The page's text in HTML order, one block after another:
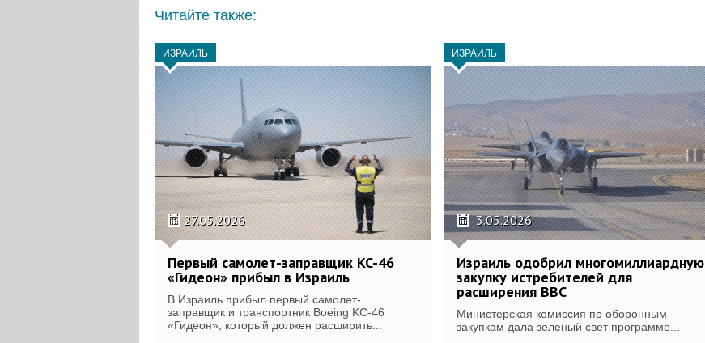
Читайте также:
ИЗРАИЛЬ
27.05.2026
Первый самолет-заправщик KC-46
«Гидеон» прибыл в Израиль
В Израиль прибыл первый самолет-
заправщик и транспортник Boeing KC-46
«Гидеон», который должен расширить...
ИЗРАИЛЬ
3.05.2026
Израиль одобрил многомиллиардную
закупку истребителей для
расширения ВВС
Министерская комиссия по оборонным
закупкам дала зеленый свет программе...